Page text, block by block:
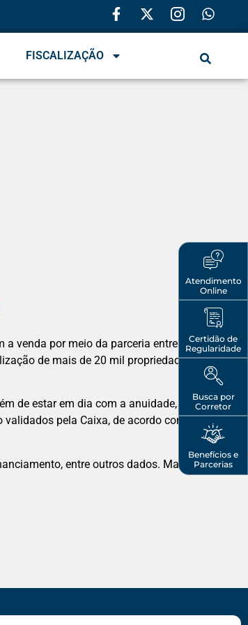
FISCALIZAÇÃO
Atendimento
Online
Certidão de
Regularidade
Busca por
Corretor
Benefícios e
Parcerias
venda por meio da parceria entre Caixa
de mais de 20 mil propriedades em
de estar em dia com a anuidade, os
pela Caixa, de acordo com
entre outros dados. Mais